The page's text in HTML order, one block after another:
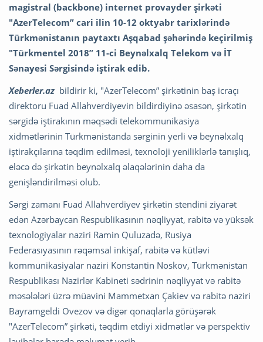
magistral (backbone) internet provayder şirkəti
"AzerTelecom” cari ilin 10-12 oktyabr tarixlərində
Türkmənistanın paytaxtı Aşqabad şəhərində keçirilmiş
"Türkmentel 2018” 11-ci Beynəlxalq Telekom və İT
Sənayesi Sərgisində iştirak edib.
Xeberler.az bildirir ki, "AzerTelecom” şirkətinin baş icraçı
direktoru Fuad Allahverdiyevin bildirdiyinə əsasən, şirkətin
sərgidə iştirakının məqsədi telekommunikasiya
xidmətlərinin Türkmənistanda sərginin yerli və beynəlxalq
iştirakçılarına təqdim edilməsi, texnoloji yeniliklərlə tanışlıq,
eləcə də şirkətin beynəlxalq əlaqələrinin daha da
genişləndirilməsi olub.
Sərgi zamanı Fuad Allahverdiyev şirkətin stendini ziyarət
edən Azərbaycan Respublikasının nəqliyyat, rabitə və yüksək
texnologiyalar naziri Ramin Quluzadə, Rusiya
Federasıyasının rəqəmsal inkişaf, rabitə və kütləvi
kommunikasiyalar naziri Konstantin Noskov, Türkmənistan
Respublikası Nazirlər Kabineti sədrinin nəqliyyat və rabitə
məsələləri üzrə müavini Mammetxan Çakiev və rabitə naziri
Bayramgeldi Ovezov və digər qonaqlarla görüşərək
"AzerTelecom” şirkəti, təqdim etdiyi xidmətlər və perspektiv